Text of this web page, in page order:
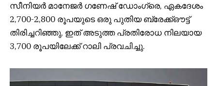
സീനിയർ മാനേജർ ഗണേഷ് ഡോംഗ്രെ, ഏകദേശം
2,700-2,800 രൂപയുടെ ഒരു പുതിയ ബ്രേക്ക്ഔട്ട്
തിരിച്ചറിഞ്ഞു, ഇത് അടുത്ത പ്രതിരോധ നിലയായ
3,700 രൂപയിലേക്ക് റാലി പ്രവചിച്ചു.